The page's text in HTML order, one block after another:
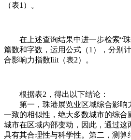
（表1）。
在上述查询结果中进一步检索“珠
篇数和字数，运用公式（1），分别
合影响力指数Iiit（表2）。
根据表2，得出以下结论：
第一，珠港展览业区域综合影响
一致的相似性，绝大多数城市的综合
城市在区域内部变动，因此，通过这
具有其合理性与科学性。第二，测算